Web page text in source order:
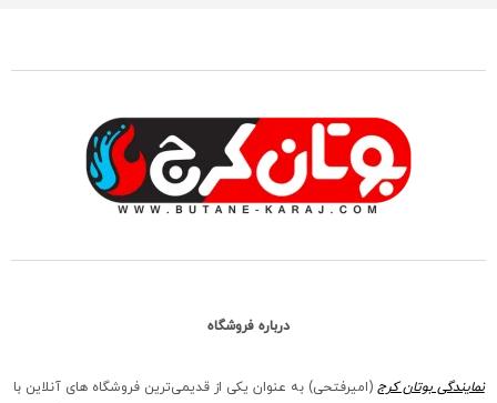
درباره فروشگاه
نمایندگی بوتان کرج (امیرفتحی) به عنوان یکی از قدیمی‌ترین فروشگاه های آنلاین با